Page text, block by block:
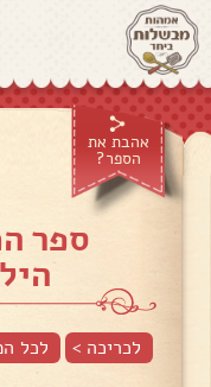
אהבת את
הספר?
ספר
לכריכה > לכל